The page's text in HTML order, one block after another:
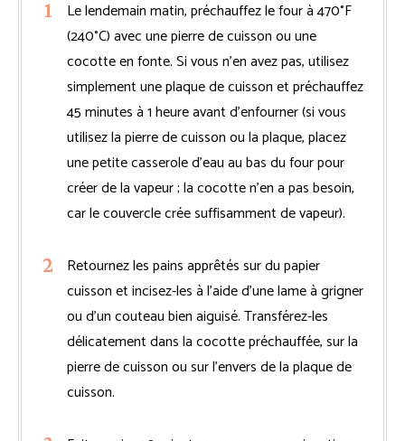
Le lendemain matin, préchauffez le four à 470°F
(240°C) avec une pierre de cuisson ou une
cocotte en fonte. Si vous n’en avez pas, utilisez
simplement une plaque de cuisson et préchauffez
45 minutes à 1 heure avant d’enfourner (si vous
utilisez la pierre de cuisson ou la plaque, placez
une petite casserole d’eau au bas du four pour
créer de la vapeur ; la cocotte n’en a pas besoin,
car le couvercle crée suffisamment de vapeur).
Retournez les pains apprêtés sur du papier
cuisson et incisez-les à l’aide d’une lame à grigner
ou d’un couteau bien aiguisé. Transférez-les
délicatement dans la cocotte préchauffée, sur la
pierre de cuisson ou sur l’envers de la plaque de
cuisson.